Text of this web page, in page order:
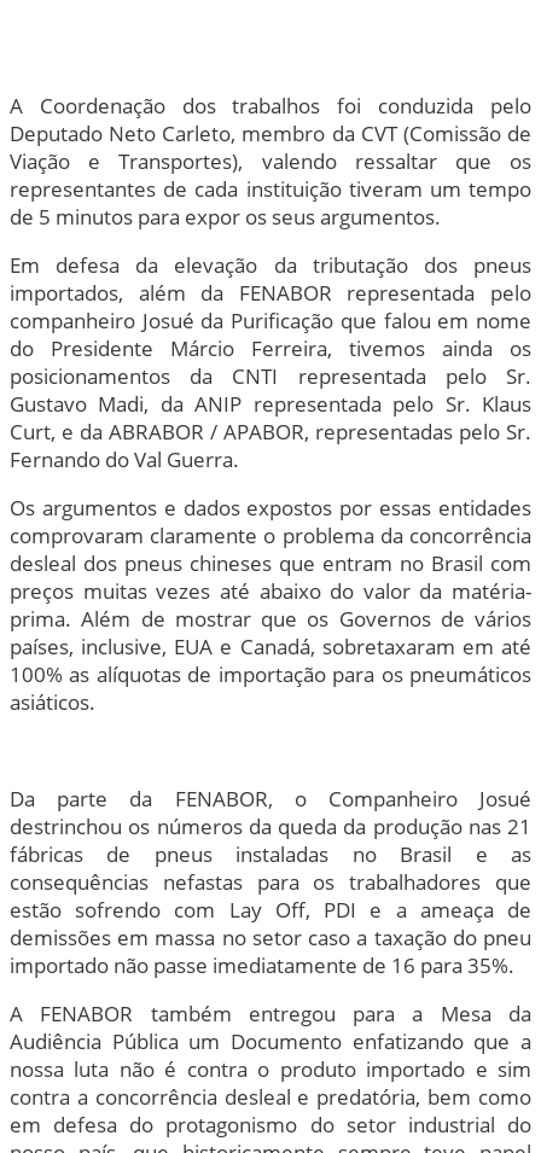
A Coordenação dos trabalhos foi conduzida pelo
Deputado Neto Carleto, membro da CVT (Comissão de
Viação e Transportes), valendo ressaltar que os
representantes de cada instituição tiveram um tempo
de 5 minutos para expor os seus argumentos.
Em defesa da elevação da tributação dos pneus
importados, além da FENABOR representada pelo
companheiro Josué da Purificação que falou em nome
do Presidente Márcio Ferreira, tivemos ainda os
posicionamentos da CNTI representada pelo Sr.
Gustavo Madi, da ANIP representada pelo Sr. Klaus
Curt, e da ABRABOR / APABOR, representadas pelo Sr.
Fernando do Val Guerra.
Os argumentos e dados expostos por essas entidades
comprovaram claramente o problema da concorrência
desleal dos pneus chineses que entram no Brasil com
preços muitas vezes até abaixo do valor da matéria-
prima. Além de mostrar que os Governos de vários
países, inclusive, EUA e Canadá, sobretaxaram em até
100% as alíquotas de importação para os pneumáticos
asiáticos.
Da parte da FENABOR, o Companheiro Josué
destrinchou os números da queda da produção nas 21
fábricas de pneus instaladas no Brasil e as
consequências nefastas para os trabalhadores que
estão sofrendo com Lay Off, PDI e a ameaça de
demissões em massa no setor caso a taxação do pneu
importado não passe imediatamente de 16 para 35%.
A FENABOR também entregou para a Mesa da
Audiência Pública um Documento enfatizando que a
nossa luta não é contra o produto importado e sim
contra a concorrência desleal e predatória, bem como
em defesa do protagonismo do setor industrial do